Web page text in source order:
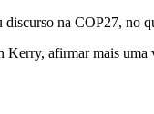
na COP27, no
afirmar mais uma